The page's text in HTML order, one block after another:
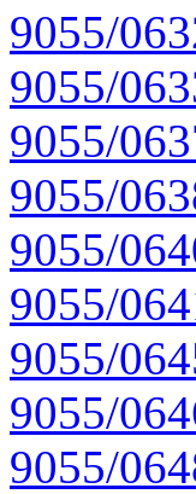
9055/
9055/
9055/
9055/
9055/
9055/
9055/
9055/
9055/